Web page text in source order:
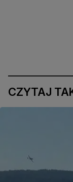
CZYTAJ